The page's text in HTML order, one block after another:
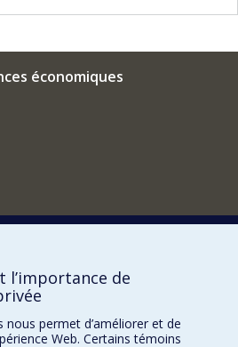
économiques
l’importance de
nous permet d’améliorer et de
Web. Certains témoins